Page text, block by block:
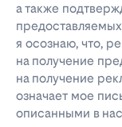
а также
я осознаю, что,
на получение
на получение
означает мое
описанными в